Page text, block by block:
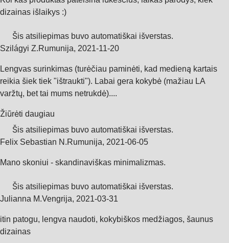
dizainas išlaikys :)
Šis atsiliepimas buvo automatiškai išverstas.
Szilágyi Z.Rumunija, 2021‑11‑20
Lengvas surinkimas (turėčiau paminėti, kad medieną kartais
reikia šiek tiek "ištraukti"). Labai gera kokybė (mažiau LA
varžtų, bet tai mums netrukdė)....
Žiūrėti daugiau
Šis atsiliepimas buvo automatiškai išverstas.
Felix Sebastian N.Rumunija, 2021‑06‑05
Mano skoniui - skandinaviškas minimalizmas.
Šis atsiliepimas buvo automatiškai išverstas.
Julianna M.Vengrija, 2021‑03‑31
itin patogu, lengva naudoti, kokybiškos medžiagos, šaunus
dizainas